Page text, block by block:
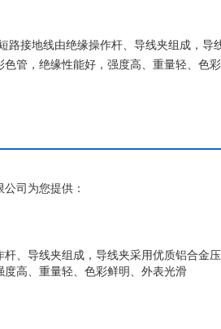
路接地线由绝缘操作杆、导线夹组成，
管，绝缘性能好，强度高、重量轻、色
司为您提供：
、导线夹组成，导线夹采用优质铝合金
高、重量轻、色彩鲜明、外表光滑